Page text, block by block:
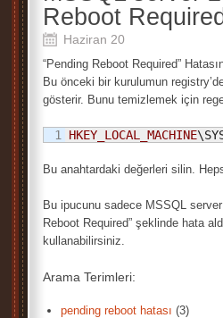
Reboot Required
Haziran 20
“Pending Reboot Required”
Bu önceki bir kurulumun
gösterir. Bunu temizlemek için
HKEY_LOCAL_MACHINE
Bu anahtardaki değerleri silin.
Bu ipucunu sadece MSSQL
Reboot Required” şeklinde hata
kullanabilirsiniz.
Arama Terimleri:
pending reboot hatası (3)